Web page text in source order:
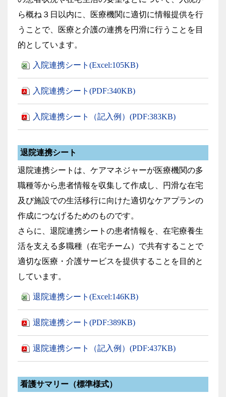
ら概ね３日以内に、医療機関に適切に情報提供を行
うことで、医療と介護の連携を円滑に行うことを目
的としています。
入院連携シート(Excel:105KB)
入院連携シート(PDF:340KB)
入院連携シート（記入例）(PDF:383KB)
退院連携シート
退院連携シートは、ケアマネジャーが医療機関の多
職種等から患者情報を収集して作成し、円滑な在宅
及び施設での生活移行に向けた適切なケアプランの
作成につなげるためのものです。
さらに、退院連携シートの患者情報を、在宅療養生
活を支える多職種（在宅チーム）で共有することで
適切な医療・介護サービスを提供することを目的と
しています。
退院連携シート(Excel:146KB)
退院連携シート(PDF:389KB)
退院連携シート（記入例）(PDF:437KB)
看護サマリー（標準様式）